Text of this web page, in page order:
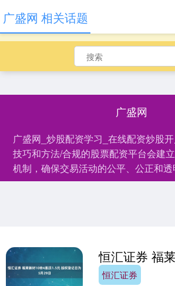
广盛网
广盛网_炒股配资学习_在线配资炒股
技巧和方法/合规的股票配资平台会建
机制，确保交易活动的公平、公正和透
广盛网 相关话题
恒汇证券